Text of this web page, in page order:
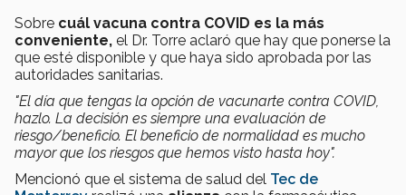
Sobre cuál vacuna contra COVID es la más
conveniente, el Dr. Torre aclaró que hay que ponerse la
que esté disponible y que haya sido aprobada por las
autoridades sanitarias.
"El día que tengas la opción de vacunarte contra COVID,
hazlo. La decisión es siempre una evaluación de
riesgo/beneficio. El beneficio de normalidad es mucho
mayor que los riesgos que hemos visto hasta hoy".
Mencionó que el sistema de salud del Tec de